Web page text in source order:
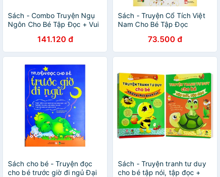
Sách - Combo Truyện Ngụ
Ngôn Cho Bé Tập Đọc + Vui
Ca Dao bằng tranh
141.120 đ
Sách - Truyện Cổ Tích Việt
Nam Cho Bé Tập Đọc
73.500 đ
Sách cho bé - Truyện đọc
cho bé trước giờ đi ngủ Đại
Sách - Truyện tranh tư duy
cho bé tập nói, tập đọc +